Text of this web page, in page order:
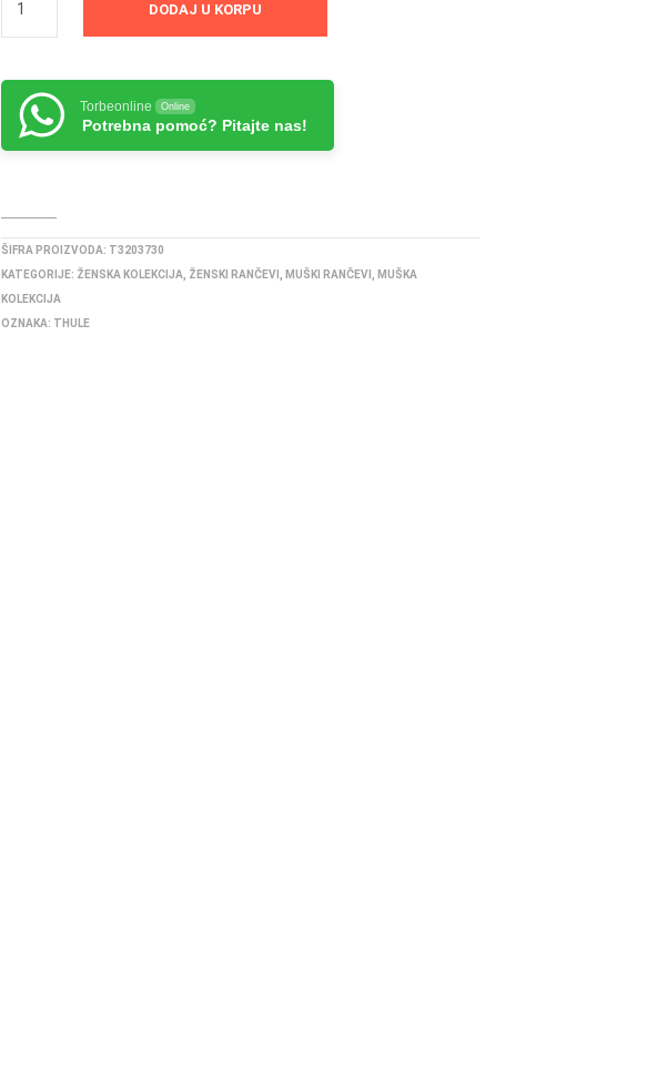
DODAJ U KORPU
Torbeonline Online
Potrebna pomoć? Pitajte nas!
ŠIFRA PROIZVODA: T3203730
KATEGORIJE: ŽENSKA KOLEKCIJA ŽENSKI RANČEVI MUŠKI RANČEVI
MUŠKA
KOLEKCIJA
OZNAKA: THULE